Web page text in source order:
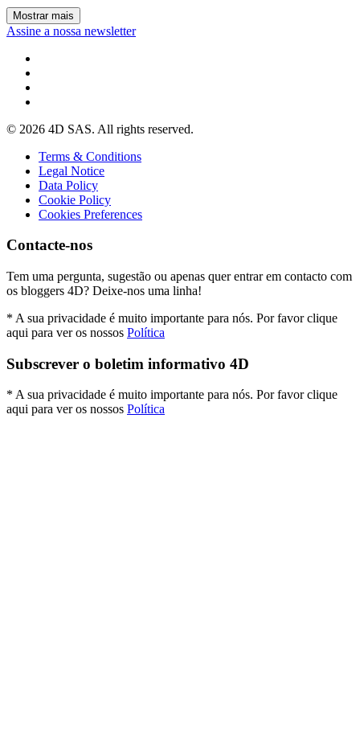
Mostrar mais
Assine a nossa newsletter
© 2026 4D SAS. All rights reserved.
Terms & Conditions
Legal Notice
Data Policy
Cookie Policy
Cookies Preferences
Contacte-nos
Tem uma pergunta, sugestão ou apenas quer entrar em contacto com
os bloggers 4D? Deixe-nos uma linha!
* A sua privacidade é muito importante para nós. Por favor clique
aqui para ver os nossos Política
Subscrever o boletim informativo 4D
* A sua privacidade é muito importante para nós. Por favor clique
aqui para ver os nossos Política